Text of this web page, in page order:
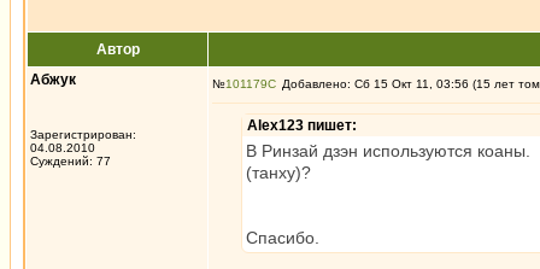
Автор
Абжук
Зарегистрирован:
04.08.2010
Суждений: 77
№101179 Добавлено: Сб 15 Окт 11, 03:56 (15 лет
Alex123 пишет:
В Ринзай дзэн используются
(танху)?
Спасибо.